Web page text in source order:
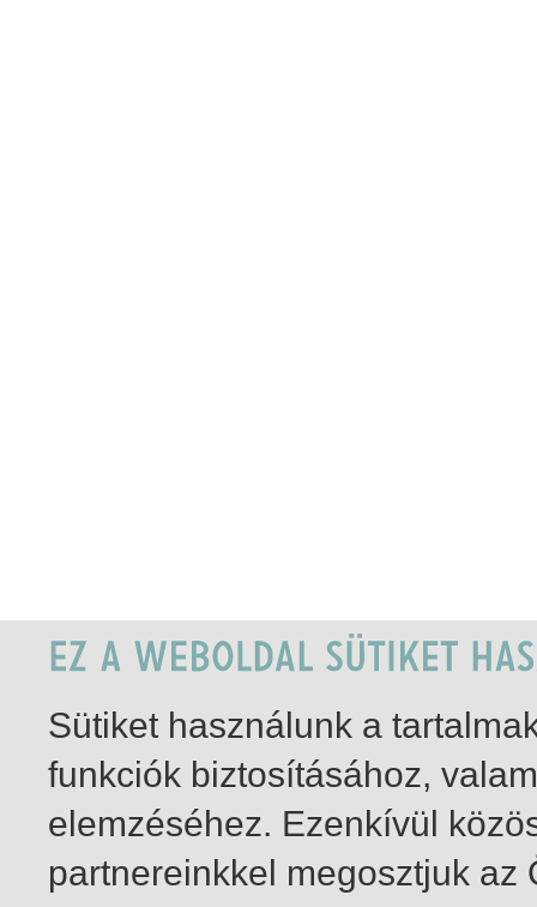
Sütiket használunk a
funkciók biztosításához,
elemzéséhez. Ezenkívül
partnereinkkel megosztjuk